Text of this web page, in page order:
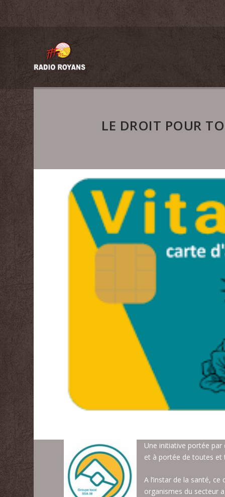
LE DROIT POUR
Une initiative portée par
et à portée de toutes et
A l’instar de la santé,
organismes du secteur